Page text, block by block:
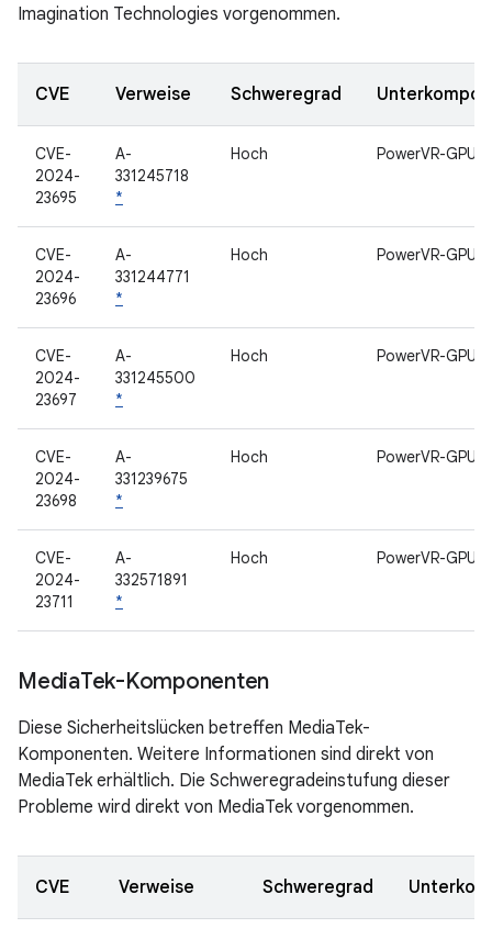
Imagination Technologies vorgenommen.
CVE Verweise Schweregrad
CVE-
2024-
23695
A-
331245718
*
Hoch PowerVR-GPU
CVE-
2024-
23696
A-
331244771
*
Hoch PowerVR-GPU
CVE-
2024-
23697
A-
331245500
*
Hoch PowerVR-GPU
CVE-
2024-
23698
A-
331239675
*
Hoch PowerVR-GPU
CVE-
2024-
23711
A-
332571891
*
Hoch PowerVR-GPU
MediaTek-Komponenten
Diese Sicherheitslücken betreffen MediaTek-
Komponenten. Weitere Informationen sind direkt von
MediaTek erhältlich. Die Schweregradeinstufung dieser
Probleme wird direkt von MediaTek vorgenommen.
CVE Verweise Schweregrad